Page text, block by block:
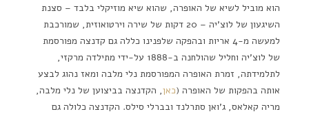
הוא מוביל לשיא של האופרה, שהוא שיא מוזיקלי בלבד – סצנת
השיגעון של לוצ'יה – 20 דקות של שירה וירטואוזית, שמורכבת
למעשה מ-4 אריות ובהפקה שלפנינו כללה גם קדנצה מפורסמת
של לוצ'יה וחליל שהולחנה ב-1888 על-ידי מתילדה מרקזי,
לתלמידתה, זמרת האופרה המפורסמת נלי מלבה ומאז נהוג לבצע
אותה בהפקות של האופרה (כאן, הקדנצה בביצוען של נלי מלבה,
מריה קאלאס, ג'ואן סתרלנד ובברלי סילס. הקדנצה כלולה גם